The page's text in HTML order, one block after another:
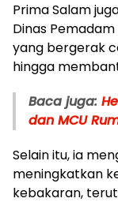
Prima Salam
Dinas
yang bergerak
hingga
Baca juga:
dan MCU
Selain itu, ia
meningkatkan
kebakaran,